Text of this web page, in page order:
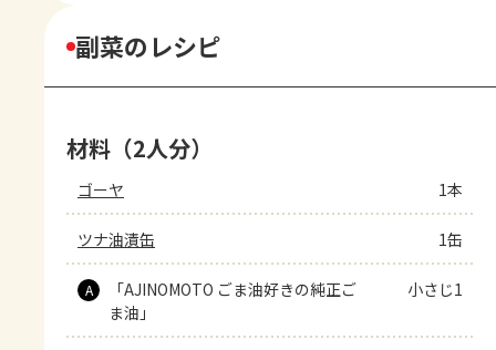
副菜のレシピ
材料（2人分）
ゴーヤ 1本
ツナ油漬缶 1缶
A
「AJINOMOTO ごま油好きの純正ご
ま油」
小さじ1